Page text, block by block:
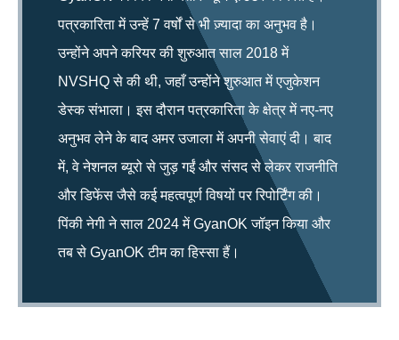
पत्रकारिता में उन्हें 7 वर्षों से भी ज़्यादा का अनुभव है।
उन्होंने अपने करियर की शुरुआत साल 2018 में
NVSHQ से की थी, जहाँ उन्होंने शुरुआत में एजुकेशन
डेस्क संभाला। इस दौरान पत्रकारिता के क्षेत्र में नए-नए
अनुभव लेने के बाद अमर उजाला में अपनी सेवाएं दी। बाद
में, वे नेशनल ब्यूरो से जुड़ गईं और संसद से लेकर राजनीति
और डिफेंस जैसे कई महत्वपूर्ण विषयों पर रिपोर्टिंग की।
पिंकी नेगी ने साल 2024 में GyanOK जॉइन किया और
तब से GyanOK टीम का हिस्सा हैं।